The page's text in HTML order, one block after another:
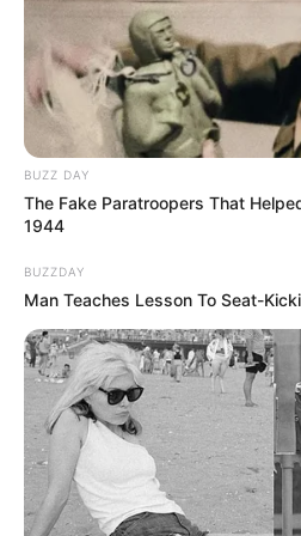
Az elmúlt hónapokban több
érkezett, amelyek tovább
30 ezer forintos vásárlási
1,6%-os novemberi
nyugdíjkorrekció, amely
kifizetéseket.
A Nemzetgazdasági
alapján ezek együtt éves
forint pluszt jelentettek egy
BUZZ DAY
The Fake Paratroopers That
1944
BUZZDAY
Man Teaches Lesson To Seat-